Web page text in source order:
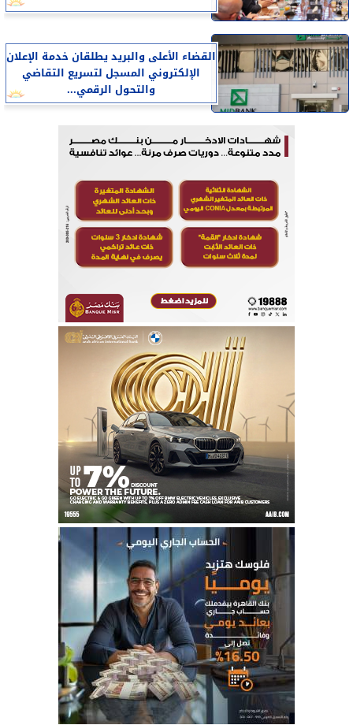
القضاء الأعلى والبريد يطلقان خدمة الإعلان
الإلكتروني المسجل لتسريع التقاضي
والتحول الرقمي...